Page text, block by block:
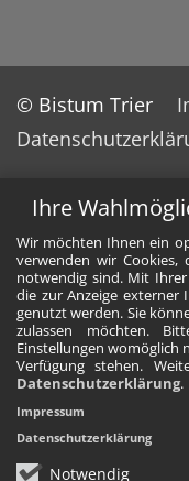
Ihre
Wir möchten Ihnen ein
verwenden wir Cookies,
notwendig sind. Mit
die zur Anzeige externer
genutzt werden. Sie
zulassen möchten.
Einstellungen womöglich
Verfügung stehen.
Datenschutzerklärung.
Notwendig
Impressum
Datenschutzerklärung
© Bistum Trier